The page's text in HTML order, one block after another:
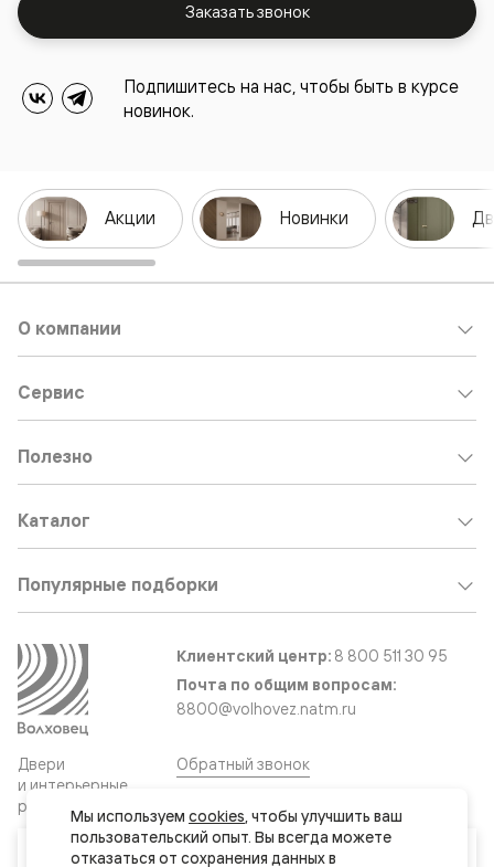
Ваш город
Заказать звонок
Подпишитесь на нас, чтобы быть в курсе
новинок.
Акции Новинки
Двери
и интерьерные
решения
О компании
Сервис
Полезно
Каталог
Популярные подборки
Клиентский центр: 8 800 511 30 95
Почта по общим вопросам:
8800@volhovez.natm.ru
Обратный звонок
Мы используем cookies, чтобы улучшить ваш
пользовательский опыт. Вы всегда можете
отказаться от сохранения данных в